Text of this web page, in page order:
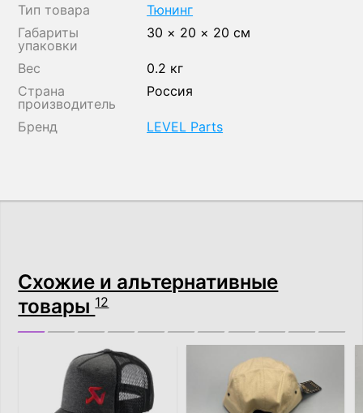
Тип товара
Тюнинг
Габариты
упаковки
30 × 20 × 20 см
Вес
0.2 кг
Страна
производитель
Россия
Бренд LEVEL Parts
Схожие и альтернативные
товары12